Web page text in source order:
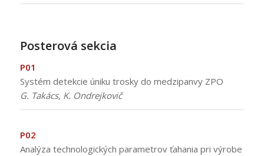
Posterová sekcia
P01
Systém detekcie úniku trosky do medzipanvy ZPO
G. Takács, K. Ondrejkovič
P02
Analýza technologických parametrov ťahania pri výrobe